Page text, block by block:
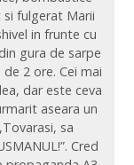
fulgerat Marii
in frunte cu
gura de sarpe
2 ore. Cei mai
dar este ceva
aseara un
sa
Cred